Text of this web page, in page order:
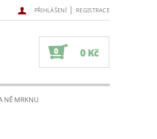
PŘIHLÁŠENÍ | REGISTRACE
0 0 Kč
NĚ MRKNU